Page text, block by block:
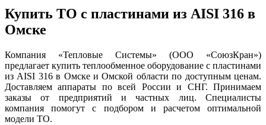
Купить ТО с пластинами из AISI 316 в
Омске
Компания «Тепловые Системы» (ООО «СоюзКран»)
предлагает купить теплообменное оборудование с пластинами
из AISI 316 в Омске и Омской области по доступным ценам.
Доставляем аппараты по всей России и СНГ. Принимаем
заказы от предприятий и частных лиц. Специалисты
компания помогут с подбором и расчетом оптимальной
модели ТО.